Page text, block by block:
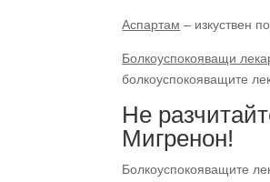
Аспартам – изкуствен
Болкоуспокояващи
болкоуспокояващите
Не
Мигренон!
Болкоуспокояващите